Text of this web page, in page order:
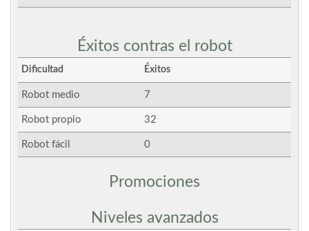
Éxitos contras el robot
Dificultad Éxitos
Robot medio 7
Robot propio 32
Robot fácil 0
Promociones
Niveles avanzados